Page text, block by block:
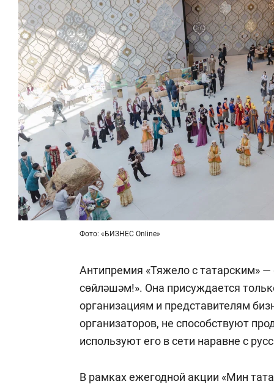
Фото: «БИЗНЕС Online»
Антипремия «Тяжело с татарским»
сөйләшәм!». Она присуждается
организациям и представителям
организаторов, не способствуют
используют его в сети наравне с
В рамках ежегодной акции «Мин